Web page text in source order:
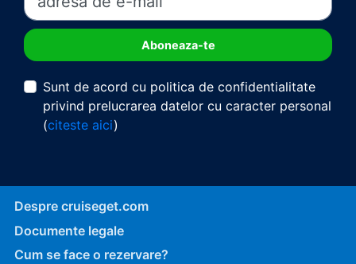
Sunt de acord cu politica de confidentialitate
privind prelucrarea datelor cu caracter personal
(citeste aici)
Despre cruiseget.com
Documente legale
Cum se face o rezervare?